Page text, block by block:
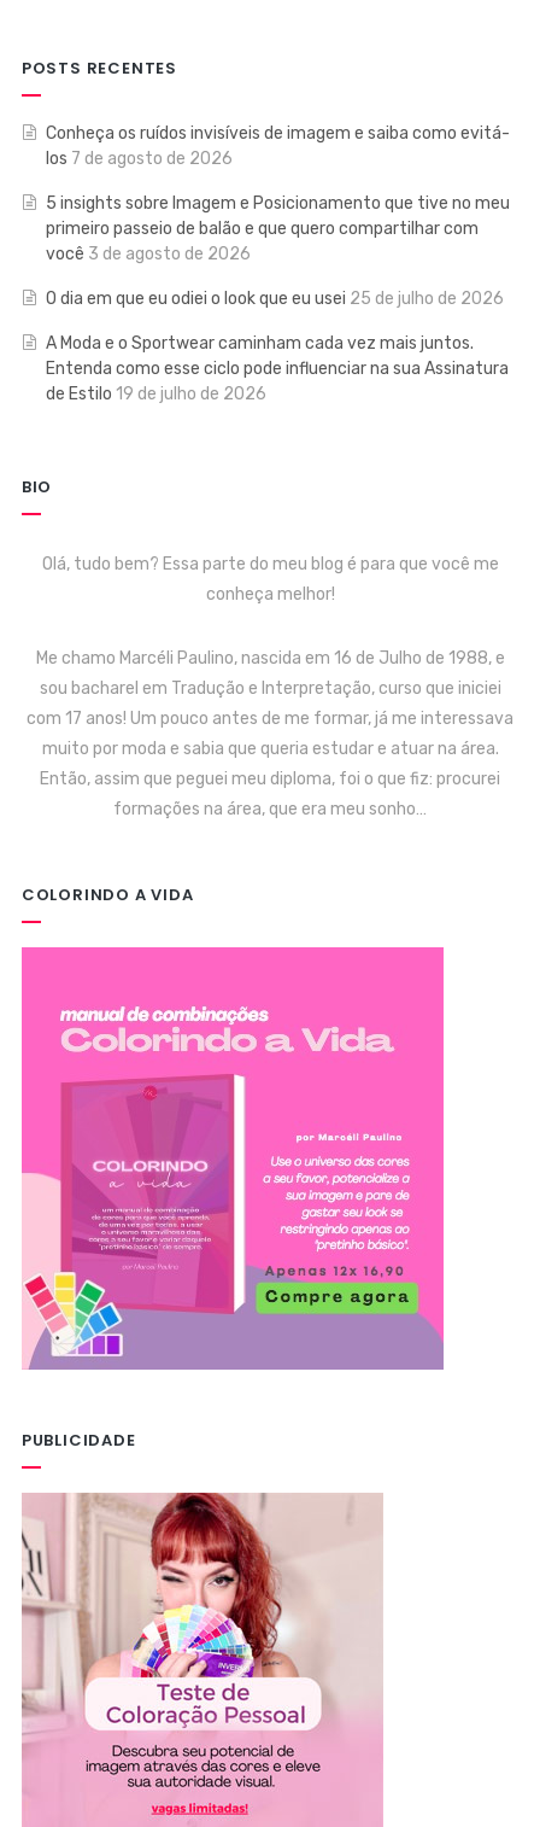
POSTS RECENTES
Conheça os ruídos invisíveis de imagem e saiba como evitá-
los 7 de agosto de 2026
5 insights sobre Imagem e Posicionamento que tive no meu
primeiro passeio de balão e que quero compartilhar com
você 3 de agosto de 2026
O dia em que eu odiei o look que eu usei 25 de julho de 2026
A Moda e o Sportwear caminham cada vez mais juntos.
Entenda como esse ciclo pode influenciar na sua Assinatura
de Estilo 19 de julho de 2026
BIO
Olá, tudo bem? Essa parte do meu blog é para que você me
conheça melhor!
Me chamo Marcéli Paulino, nascida em 16 de Julho de 1988, e
sou bacharel em Tradução e Interpretação, curso que iniciei
com 17 anos! Um pouco antes de me formar, já me interessava
muito por moda e sabia que queria estudar e atuar na área.
Então, assim que peguei meu diploma, foi o que fiz: procurei
formações na área, que era meu sonho…
COLORINDO A VIDA
PUBLICIDADE